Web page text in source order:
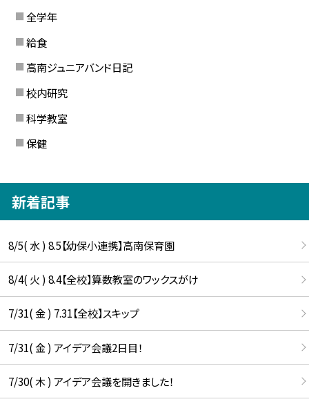
全学年
給食
高南ジュニアバンド日記
校内研究
科学教室
保健
新着記事
8/5( 水 ) 8.5【幼保小連携】高南保育園
8/4( 火 ) 8.4【全校】算数教室のワックスがけ
7/31( 金 ) 7.31【全校】スキップ
7/31( 金 ) アイデア会議2日目！
7/30( 木 ) アイデア会議を開きました！